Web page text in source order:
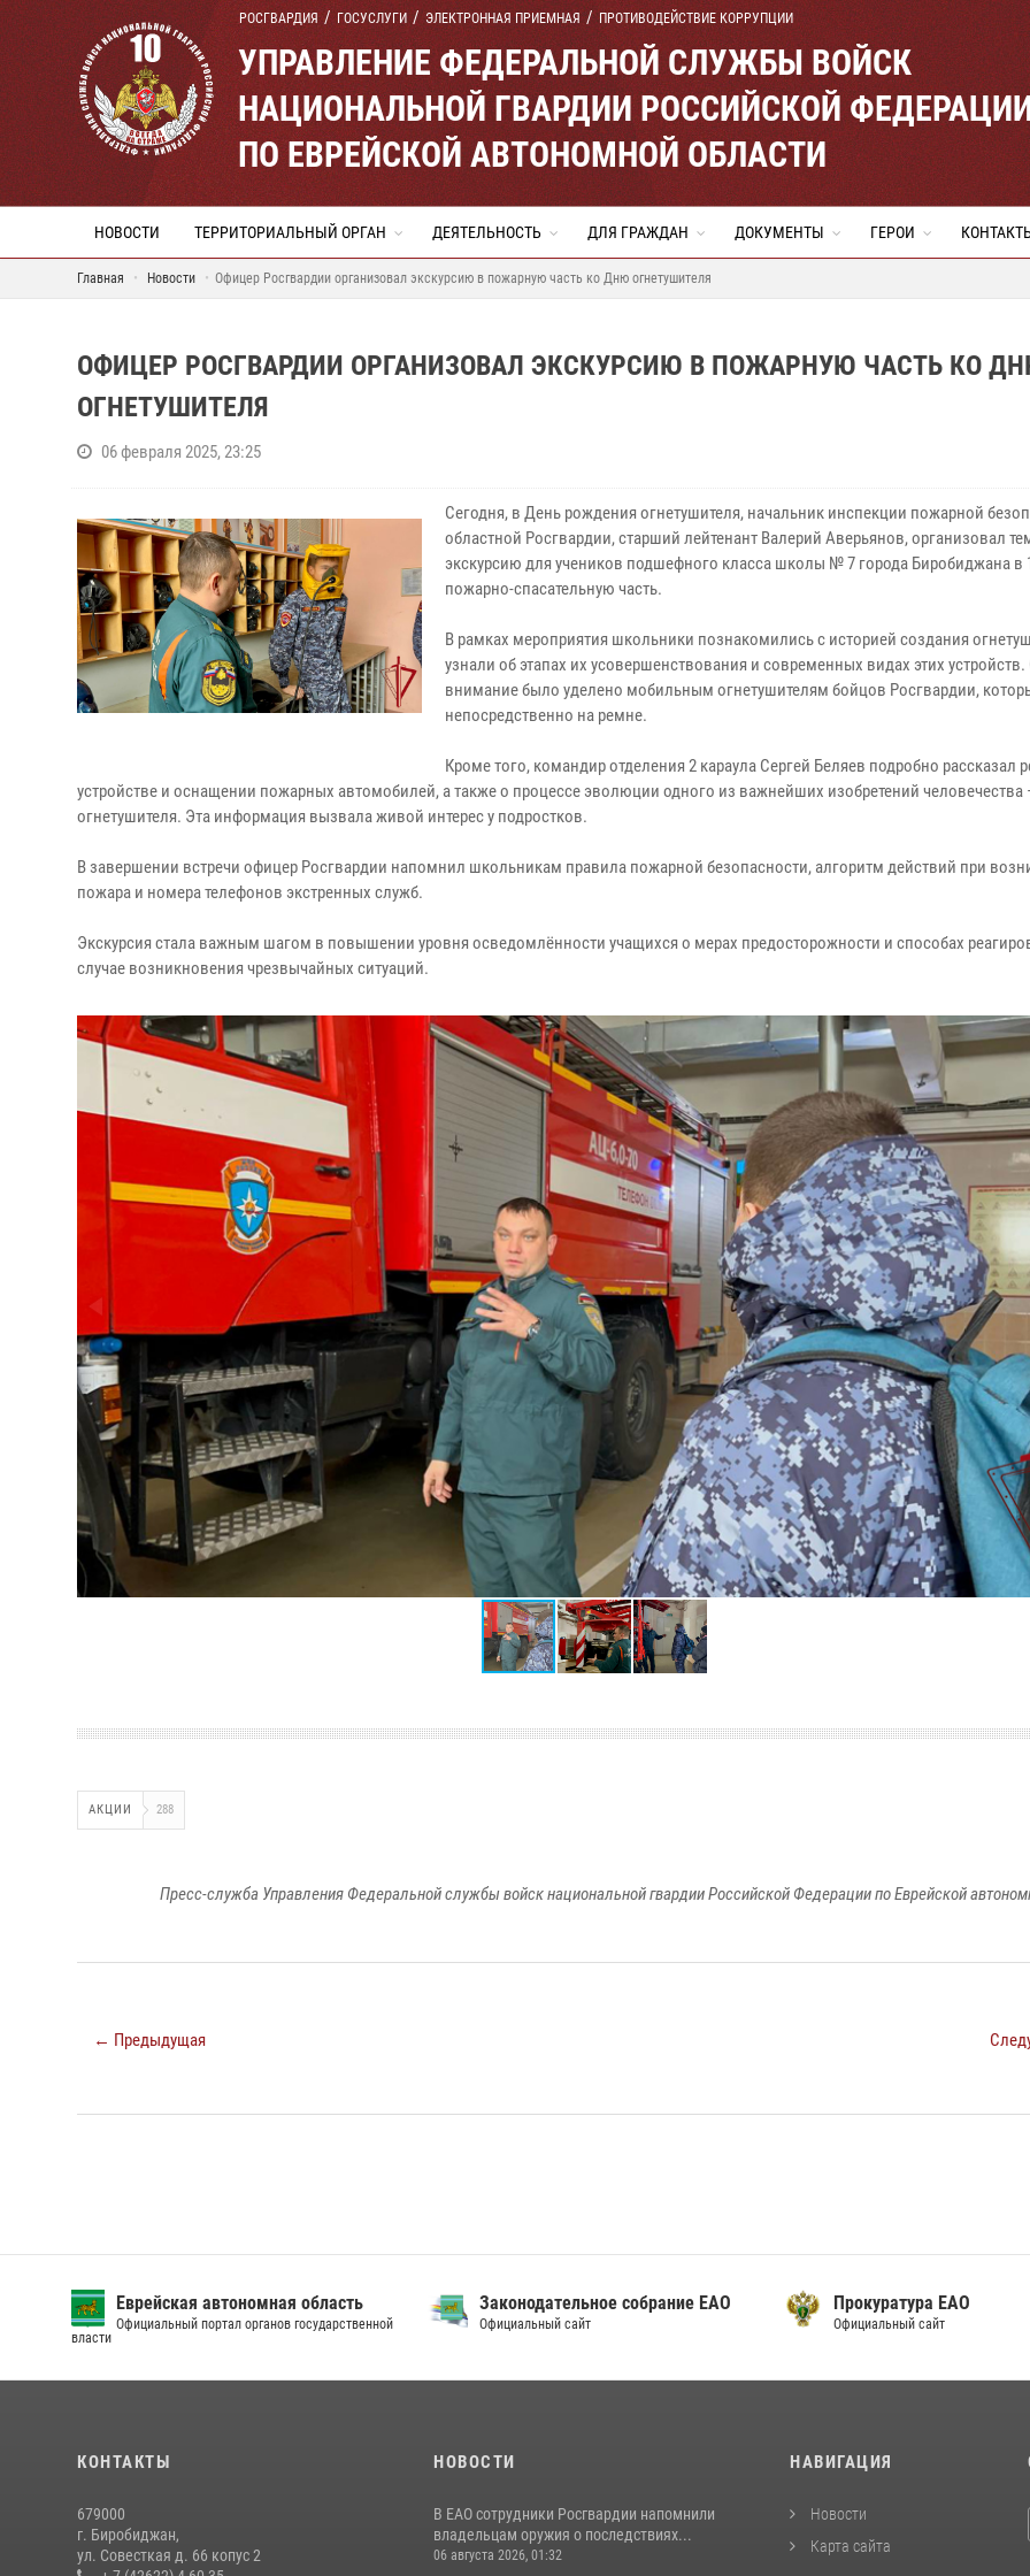
РОСГВАРДИЯ ГОСУСЛУГИ ЭЛЕКТРОННАЯ ПРИЕМНАЯ ПРОТИВОДЕЙСТВИЕ КОРРУПЦИИ
УПРАВЛЕНИЕ ФЕДЕРАЛЬНОЙ СЛУЖБЫ ВОЙСК
НАЦИОНАЛЬНОЙ ГВАРДИИ РОССИЙСКОЙ
ПО ЕВРЕЙСКОЙ АВТОНОМНОЙ ОБЛАСТИ
НОВОСТИ ТЕРРИТОРИАЛЬНЫЙ ОРГАН ДЕЯТЕЛЬНОСТЬ ДЛЯ ГРАЖДАН ДОКУМЕНТЫ ГЕРОИ
Главная Новости Офицер Росгвардии организовал экскурсию в пожарную часть ко Дню огнетушителя
ОФИЦЕР РОСГВАРДИИ ОРГАНИЗОВАЛ ЭКСКУРСИЮ В ПОЖАРНУЮ ЧАСТЬ КО
ОГНЕТУШИТЕЛЯ
06 февраля 2025, 23:25
Сегодня, в День рождения огнетушителя, начальник инспекции пожарной
областной Росгвардии, старший лейтенант Валерий Аверьянов, организовал
экскурсию для учеников подшефного класса школы № 7 города Биробиджана в
пожарно-спасательную часть.
В рамках мероприятия школьники познакомились с историей создания
узнали об этапах их усовершенствования и современных видах этих
внимание было уделено мобильным огнетушителям бойцов Росгвардии,
непосредственно на ремне.
Кроме того, командир отделения 2 караула Сергей Беляев подробно рассказал
устройстве и оснащении пожарных автомобилей, а также о процессе эволюции одного из важнейших изобретений человечества
огнетушителя. Эта информация вызвала живой интерес у подростков.
В завершении встречи офицер Росгвардии напомнил школьникам правила пожарной безопасности, алгоритм действий при
пожара и номера телефонов экстренных служб.
Экскурсия стала важным шагом в повышении уровня осведомлённости учащихся о мерах предосторожности и способах
случае возникновения чрезвычайных ситуаций.
АКЦИИ 288
Пресс-служба Управления Федеральной службы войск национальной гвардии Российской Федерации по Еврейской
← Предыдущая
Еврейская автономная область
Официальный портал органов государственной
власти
Законодательное собрание ЕАО
Официальный сайт
Прокуратура ЕАО
Официальный сайт
КОНТАКТЫ
679000
г. Биробиджан,
ул. Совесткая д. 66 копус 2
НОВОСТИ
В ЕАО сотрудники Росгвардии напомнили
владельцам оружия о последствиях...
06 августа 2026, 01:32
НАВИГАЦИЯ
Новости
Карта сайта